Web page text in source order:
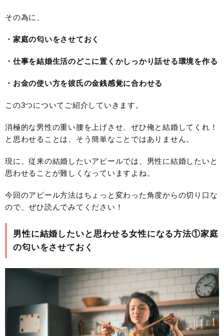
その為に、
・家庭の匂いをさせておく
・仕事を結婚生活のどこに置くかしっかり話せる環境を作る
・お金の使い方を彼氏の金銭感覚に合わせる
この3つについてご紹介していきます。
消極的な男性の重い腰を上げさせ、ぜひ俺と結婚してくれ！
と思わせることは、そう簡単なことではありません。
現に、従来の結婚したいアピールでは、男性に結婚したいと
思わせることが難しくなっていますよね。
今回のアピール方法はちょっと変わった角度からの切り口な
ので、ぜひ読んでみてください！
男性に結婚したいと思わせる女性になる方法①家庭
の匂いをさせておく